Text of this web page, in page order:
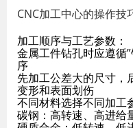
CNC加工中心的操作技
加工顺序与工艺参数：
金属工件钻孔时应遵循
序
先加工公差大的尺寸，
变形和表面划伤
不同材料选择不同加工
碳钢：高转速、高进给